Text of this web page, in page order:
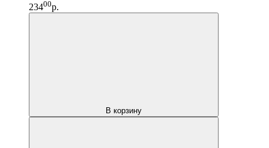
23400р.
В корзину